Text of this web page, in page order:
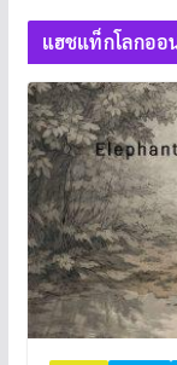
แฮชแท็กโลกออ